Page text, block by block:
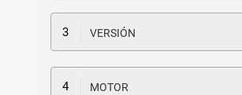
VERSIÓN
MOTOR